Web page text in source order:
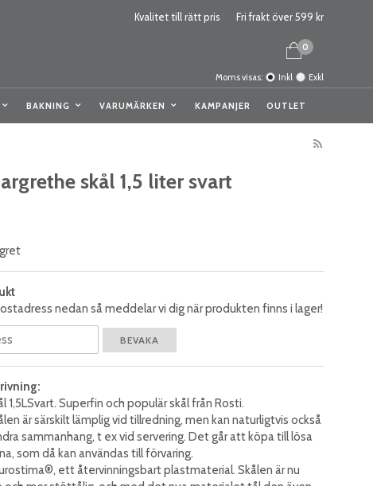
Kvalitet till rätt pris Fri frakt över 599 kr
0
Moms visas: Inkl Exkl
BAKNING VARUMÄRKEN KAMPANJER OUTLET
skål 1,5 liter svart
nedan så meddelar vi dig när produkten finns i lager!
BEVAKA
1,5LSvart. Superfin och populär skål från Rosti.
är särskilt lämplig vid tillredning, men kan naturligtvis också
sammanhang, t ex vid servering. Det går att köpa till lösa
som då kan användas till förvaring.
ett återvinningsbart plastmaterial. Skålen är nu